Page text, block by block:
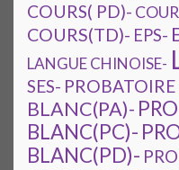
COURS( PD)-
COURS(TD)- EPS-
LANGUE CHINOISE-
SES- PROBATOIRE
BLANC(PA)-
BLANC(PC)-
BLANC(PD)-